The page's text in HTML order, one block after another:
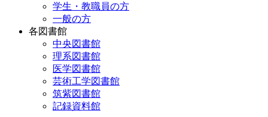
学生・教職員の方
一般の方
各図書館
中央図書館
理系図書館
医学図書館
芸術工学図書館
筑紫図書館
記録資料館